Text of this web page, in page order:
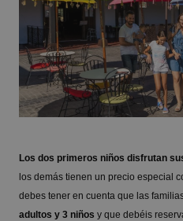
Los dos primeros niños disfrutan
los demás tienen un precio especial
debes tener en cuenta que las
adultos y 3 niños y que debéis